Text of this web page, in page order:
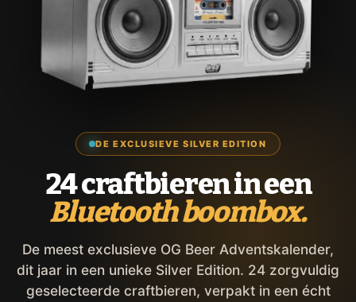
DE EXCLUSIEVE SILVER EDITION
24 craftbieren in een
Bluetooth boombox.
De meest exclusieve OG Beer Adventskalender,
dit jaar in een unieke Silver Edition. 24 zorgvuldig
geselecteerde craftbieren, verpakt in een écht